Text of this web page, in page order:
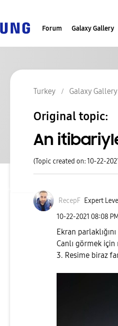
Forum Galaxy Gallery
Turkey Galaxy Gallery
Original topic:
An
(Topic created on: 10-22-
RecepF Expert
‎10-22-2021 08:08 PM
Ekran parlaklığını
Canlı görmek için
3. Resime biraz